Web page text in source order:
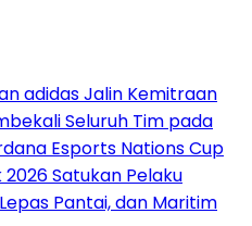
adidas Jalin Kemitraan
Seluruh Tim pada
Esports Nations Cup
Satukan Pelaku
Pantai, dan Maritim